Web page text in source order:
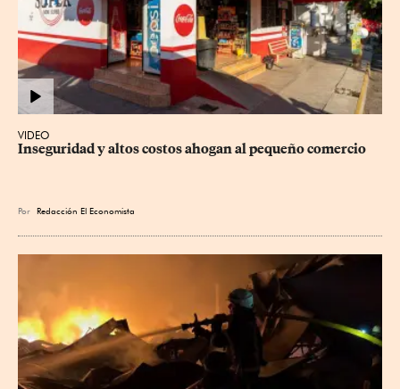
VIDEO
Inseguridad y altos costos ahogan al pequeño comercio
Por Redacción El Economista